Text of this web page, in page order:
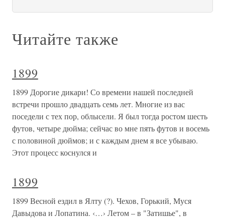
Читайте также
1899
1899 Дорогие дикари! Со времени нашей последней
встречи прошло двадцать семь лет. Многие из вас
поседели с тех пор, облысели. Я был тогда ростом шесть
футов, четыре дюйма; сейчас во мне пять футов и восемь
с половиной дюймов; и с каждым днем я все убываю.
Этот процесс коснулся и
1899
1899 Весной ездил в Ялту (?). Чехов, Горький, Муся
Давыдова и Лопатина. ‹…› Летом – в "Затишье", в